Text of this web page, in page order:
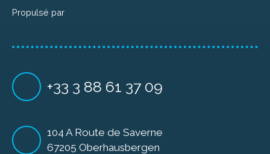
Propulsé par
+33 3 88 61 37 09
104 A Route de Saverne
67205 Oberhausbergen